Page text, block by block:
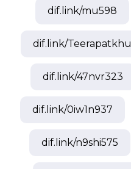
dif.link/mu598
dif.link/Teerapatkhu
dif.link/47nvr323
dif.link/0iw1n937
dif.link/n9shi575